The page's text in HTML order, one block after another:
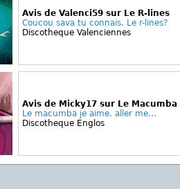
Avis de Valenci59 sur Le R-lines
Coucou sava tu connais. Le r-lines?
Discotheque Valenciennes
Avis de Micky17 sur Le Macumba
Le macumba je aime. aller me...
Discotheque Englos